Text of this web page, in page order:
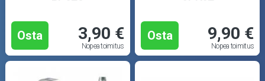
Osta 3,90 €
Nopea toimitus
Osta 9,90 €
Nopea toimitus